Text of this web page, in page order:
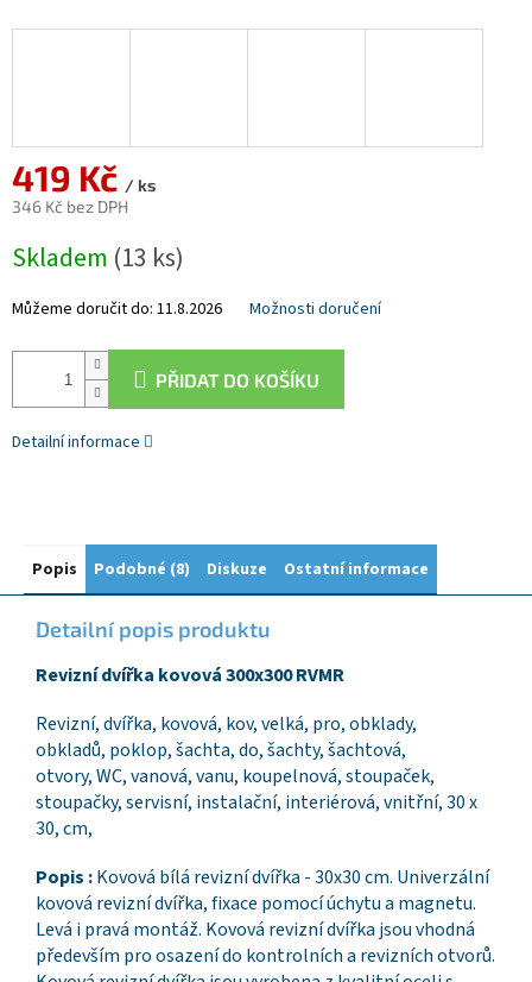
419 Kč / ks
346 Kč bez DPH
cena:
Skladem (13 ks)
Můžeme doručit do: 11.8.2026 Možnosti doručení
PŘIDAT DO KOŠÍKU
Detailní informace
Popis Podobné (8) Diskuze Ostatní informace
Detailní popis produktu
Revizní dvířka kovová 300x300 RVMR
Revizní, dvířka, kovová, kov, velká, pro, obklady,
obkladů, poklop, šachta, do, šachty, šachtová,
otvory, WC, vanová, vanu, koupelnová, stoupaček,
stoupačky, servisní, instalační, interiérová, vnitřní, 30 x
30, cm,
Popis :Kovová bílá revizní dvířka - 30x30 cm. Univerzální
kovová revizní dvířka, fixace pomocí úchytu a magnetu.
Levá i pravá montáž. Kovová revizní dvířka jsou vhodná
především pro osazení do kontrolních a revizních otvorů.